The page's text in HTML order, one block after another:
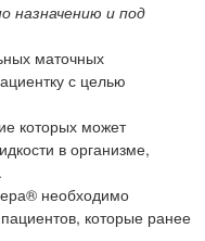
назначению и под
маточных
с целью
которых может
в организме,
необходимо
которые ранее